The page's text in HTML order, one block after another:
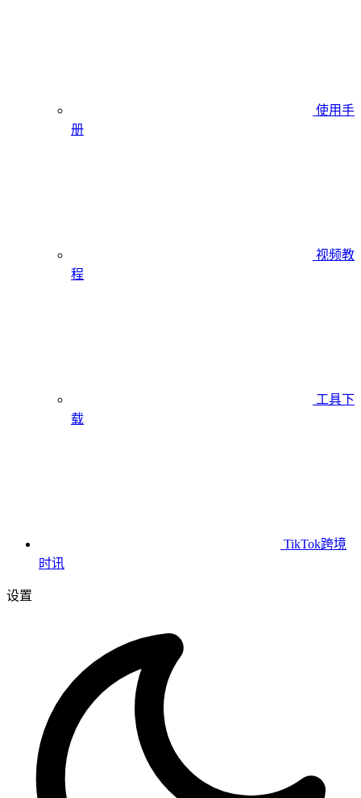
使用手
册
视频教
程
工具下
载
TikTok跨境
时讯
设置